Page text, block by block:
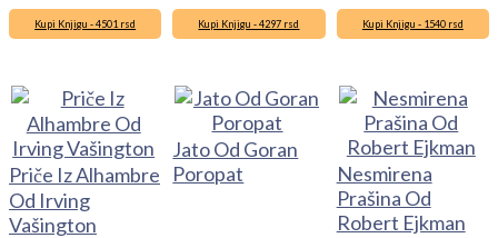
Kupi Knjigu - 4501 rsd
Priče Iz Alhambre
Od Irving
Vašington
Kupi Knjigu - 4297 rsd
Jato Od Goran
Poropat
Kupi Knjigu - 1540 rsd
Nesmirena
Prašina Od
Robert Ejkman